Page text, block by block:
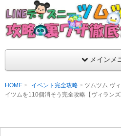
LINEディズニー ツム
支持率No1！痒いところに手が
ラ評価も丁寧に解説！ツムツム
メインメ
HOME イベント完全攻略
ツムツム ヴ
イツムを110個消そう完全攻略【ヴィランズ